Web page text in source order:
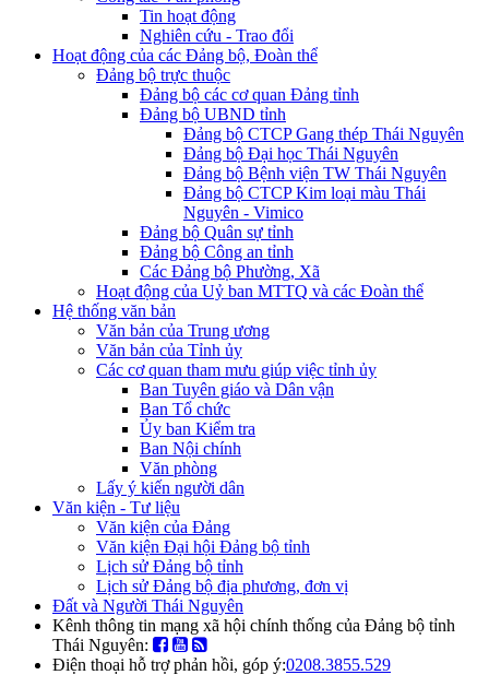
Tin hoạt động
Nghiên cứu - Trao đổi
Hoạt động của các Đảng bộ, Đoàn thể
Đảng bộ trực thuộc
Đảng bộ các cơ quan Đảng tỉnh
Đảng bộ UBND tỉnh
Đảng bộ CTCP Gang thép Thái Nguyên
Đảng bộ Đại học Thái Nguyên
Đảng bộ Bệnh viện TW Thái Nguyên
Đảng bộ CTCP Kim loại màu Thái
Nguyên - Vimico
Đảng bộ Quân sự tỉnh
Đảng bộ Công an tỉnh
Các Đảng bộ Phường, Xã
Hoạt động của Uỷ ban MTTQ và các Đoàn thể
Hệ thống văn bản
Văn bản của Trung ương
Văn bản của Tỉnh ủy
Các cơ quan tham mưu giúp việc tỉnh ủy
Ban Tuyên giáo và Dân vận
Ban Tổ chức
Ủy ban Kiểm tra
Ban Nội chính
Văn phòng
Lấy ý kiến người dân
Văn kiện - Tư liệu
Văn kiện của Đảng
Văn kiện Đại hội Đảng bộ tỉnh
Lịch sử Đảng bộ tỉnh
Lịch sử Đảng bộ địa phương, đơn vị
Đất và Người Thái Nguyên
Kênh thông tin mạng xã hội chính thống của Đảng bộ tỉnh
Thái Nguyên:
Điện thoại hỗ trợ phản hồi, góp ý:0208.3855.529